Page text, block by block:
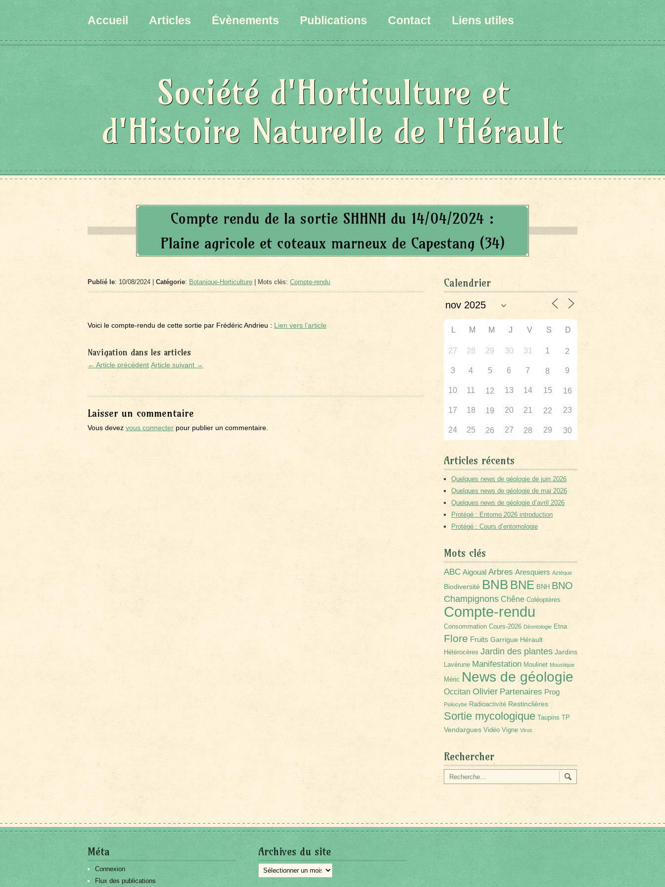
Accueil Articles Évènements Publications Contact Liens utiles
Société d'Horticulture et
d'Histoire Naturelle de l'Hérault
Compte rendu de la sortie SHHNH du 14/04/2024 :
Plaine agricole et coteaux marneux de Capestang (34)
Publié le: 10/08/2024 | Catégorie: Botanique-Horticulture | Mots clés: Compte-rendu
Voici le compte-rendu de cette sortie par Frédéric Andrieu : Lien vers l’article
Navigation dans les articles
← Article précédent Article suivant →
Laisser un commentaire
Vous devez vous connecter pour publier un commentaire.
Calendrier
L M M J V S D
27 28 29 30 31 1 2
3 4 5 6 7 8 9
10 11 12 13 14 15 16
17 18 19 20 21 22 23
24 25 26 27 28 29 30
Articles récents
Quelques news de géologie de juin 2026
Quelques news de géologie de mai 2026
Quelques news de géologie d’avril 2026
Protégé : Entomo 2026 introduction
Protégé : Cours d’entomologie
Mots clés
ABC Aigoual Arbres Aresquiers Aztèque
Biodiversité BNB BNE BNH BNO
Champignons Chêne Coléoptères
Compte-rendu
Consommation Cours-2026 Déontologie Etna
Flore Fruits Garrigue Hérault
Hétérocères Jardin des plantes Jardins
Lavérune Manifestation Moulinet Moustique
Méric News de géologie
Occitan Olivier Partenaires Prog
Psilocybe Radioactivité Restinclières
Sortie mycologique Taupins TP
Vendargues Vidéo Vigne Virus
Rechercher
Méta
Connexion
Flux des publications
Archives du site
Archives
du